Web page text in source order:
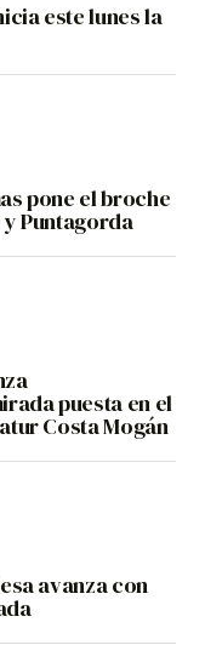
este lunes la
pone el broche
Puntagorda
puesta en el
Costa Mogán
avanza con